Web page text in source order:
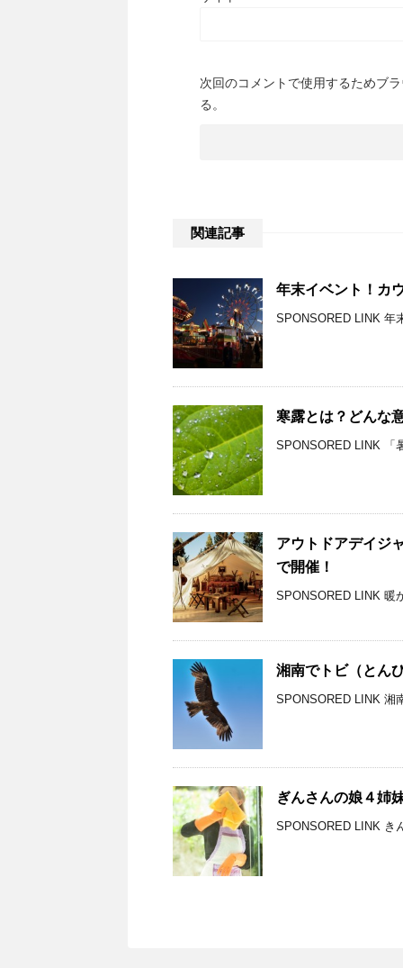
次回のコメントで使用するためブ
る。
関連記事
年末イベント！カ
SPONSORED LINK 年
寒露とは？どんな
SPONSORED LINK 「
アウトドアデイジ
で開催！
SPONSORED LINK 暖
湘南でトビ（とん
SPONSORED LINK 湘
ぎんさんの娘４姉
SPONSORED LINK き